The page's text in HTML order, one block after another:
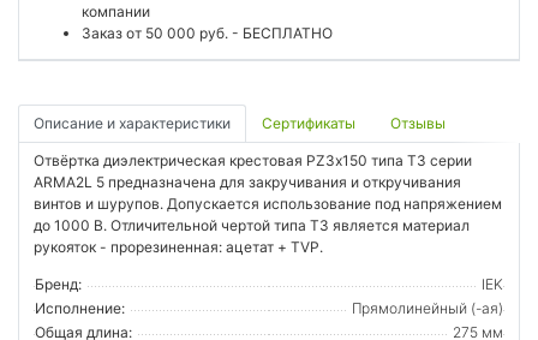
компании
Заказ от 50 000 руб. - БЕСПЛАТНО
Описание и характеристики Сертификаты Отзывы
Отвёртка диэлектрическая крестовая PZ3х150 типа Т3 серии
ARMA2L 5 предназначена для закручивания и откручивания
винтов и шурупов. Допускается использование под напряжением
до 1000 В. Отличительной чертой типа Т3 является материал
рукояток - прорезиненная: ацетат + TVP.
Бренд:
IEK
Исполнение:
Прямолинейный (-ая)
Общая длина:
275 мм